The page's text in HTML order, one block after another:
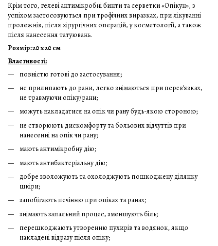
Крім того, гелеві антимікробні бинти та серветки «Опікун», з
успіхом застосовуються при трофічних виразках, при лікуванні
пролежнів, після хірургічних операцій, у косметології, а також
після нанесення татуювань.
Розмір: 20 х 20 см
Властивості:
повністю готові до застосування;
не прилипають до рани, легко знімаються при перев'язках,
не травмуючи опіку/рани;
можуть накладатися на опік чи рану будь-якою стороною;
не створюють дискомфорту та больових відчуттів при
нанесенні на опік чи рану;
мають антимікробну дію;
мають антибактеріальну дію;
добре зволожують та охолоджують пошкоджену ділянку
шкіри;
запобігають печінню при опіках та ранах;
знімають запальний процес, зменшують біль;
перешкоджають утворенню пухирів та водянок, якщо
накладені відразу після опіку;